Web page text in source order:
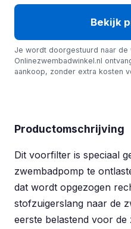
Bekijk
Je wordt doorgestuurd naar de
Onlinezwembadwinkel.nl
aankoop, zonder extra kosten
Productomschrijving
Dit voorfilter is speciaal
zwembadpomp te
dat wordt opgezogen
stofzuigerslang naar de
eerste belastend voor